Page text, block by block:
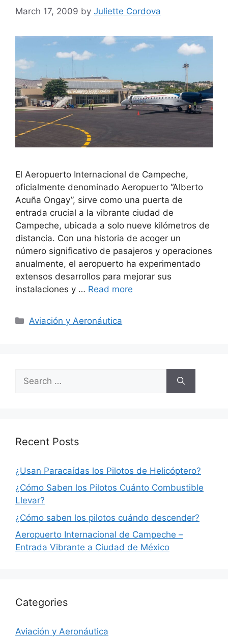
March 17, 2009 by Juliette Cordova
El Aeropuerto Internacional de Campeche,
oficialmente denominado Aeropuerto “Alberto
Acuña Ongay”, sirve como una puerta de
entrada crucial a la vibrante ciudad de
Campeche, ubicada a solo nueve kilómetros de
distancia. Con una historia de acoger un
número significativo de pasajeros y operaciones
anualmente, el aeropuerto ha experimentado
extensos desarrollos para mejorar sus
instalaciones y … Read more
Categories
Aviación y Aeronáutica
for:
Recent Posts
¿Usan Paracaídas los Pilotos de Helicóptero?
¿Cómo Saben los Pilotos Cuánto Combustible
Llevar?
¿Cómo saben los pilotos cuándo descender?
Aeropuerto Internacional de Campeche –
Entrada Vibrante a Ciudad de México
Categories
Aviación y Aeronáutica